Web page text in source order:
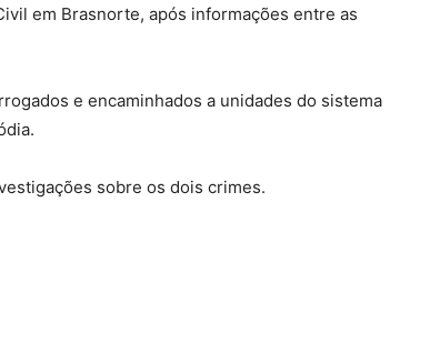
em Brasnorte, após informações entre as
e encaminhados a unidades do sistema
sobre os dois crimes.